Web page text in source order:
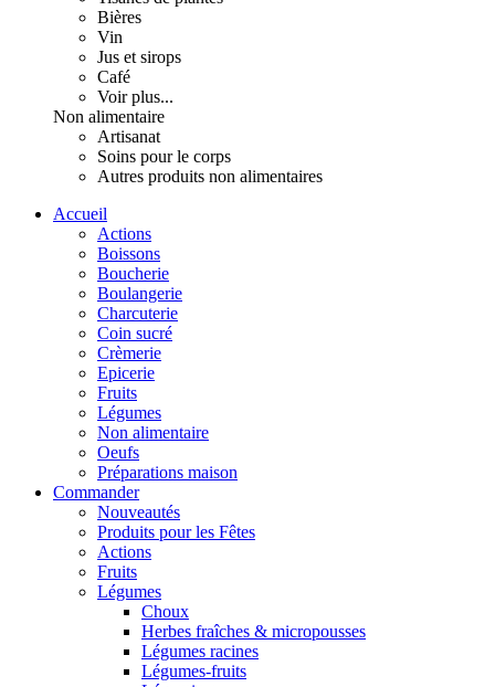
Bières
Vin
Jus et sirops
Café
Voir plus...
Non alimentaire
Artisanat
Soins pour le corps
Autres produits non alimentaires
Accueil
Actions
Boissons
Boucherie
Boulangerie
Charcuterie
Coin sucré
Crèmerie
Epicerie
Fruits
Légumes
Non alimentaire
Oeufs
Préparations maison
Commander
Nouveautés
Produits pour les Fêtes
Actions
Fruits
Légumes
Choux
Herbes fraîches & micropousses
Légumes racines
Légumes-fruits